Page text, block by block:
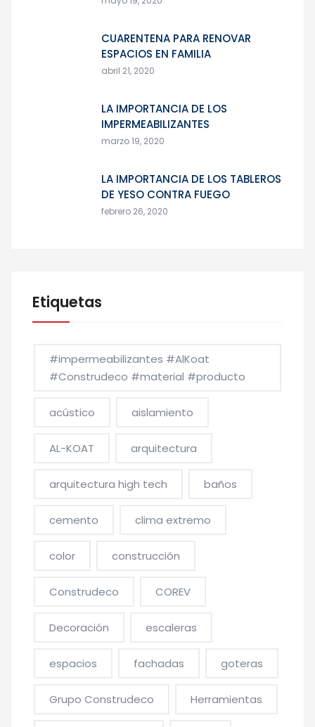
CUARENTENA PARA RENOVAR
ESPACIOS EN FAMILIA
abril 21, 2020
LA IMPORTANCIA DE LOS
IMPERMEABILIZANTES
marzo 19, 2020
LA IMPORTANCIA DE LOS TABLEROS
DE YESO CONTRA FUEGO
febrero 26, 2020
Etiquetas
#impermeabilizantes #AlKoat
#Construdeco #material #producto
acústico aislamiento
AL-KOAT arquitectura
arquitectura high tech baños
cemento clima extremo
color construcción
Construdeco COREV
Decoración escaleras
espacios fachadas goteras
Grupo Construdeco Herramientas